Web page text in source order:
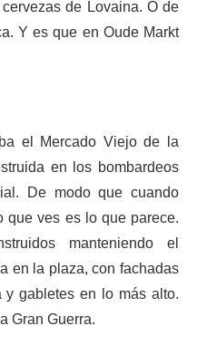
de Lovaina. O de
Y es que en Oude Markt
el Mercado Viejo de la
en los bombardeos
De modo que cuando
que ves es lo que parece.
manteniendo el
en la plaza, con fachadas
gabletes en lo más alto.
Gran Guerra.